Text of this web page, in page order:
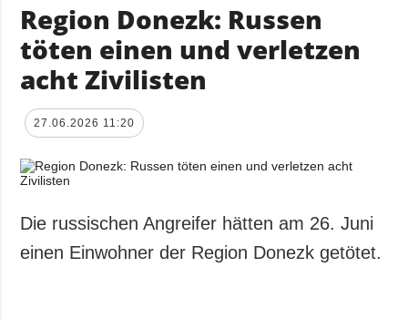
Region Donezk: Russen
töten einen und verletzen
acht Zivilisten
27.06.2026 11:20
Die russischen Angreifer hätten am 26. Juni
einen Einwohner der Region Donezk getötet.